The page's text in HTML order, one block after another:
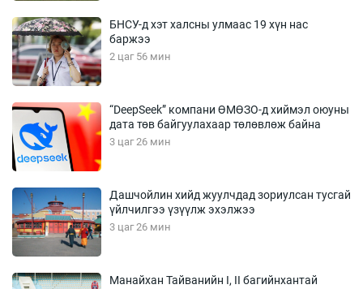
БНСУ-д хэт халсны улмаас 19 хүн нас
баржээ
2 цаг 56 мин
“DeepSeek” компани ӨМӨЗО-д хиймэл оюуны
дата төв байгуулахаар төлөвлөж байна
3 цаг 26 мин
Дашчойлин хийд жуулчдад зориулсан тусгай
үйлчилгээ үзүүлж эхэлжээ
3 цаг 26 мин
Манайхан Тайванийн I, II багийнхантай